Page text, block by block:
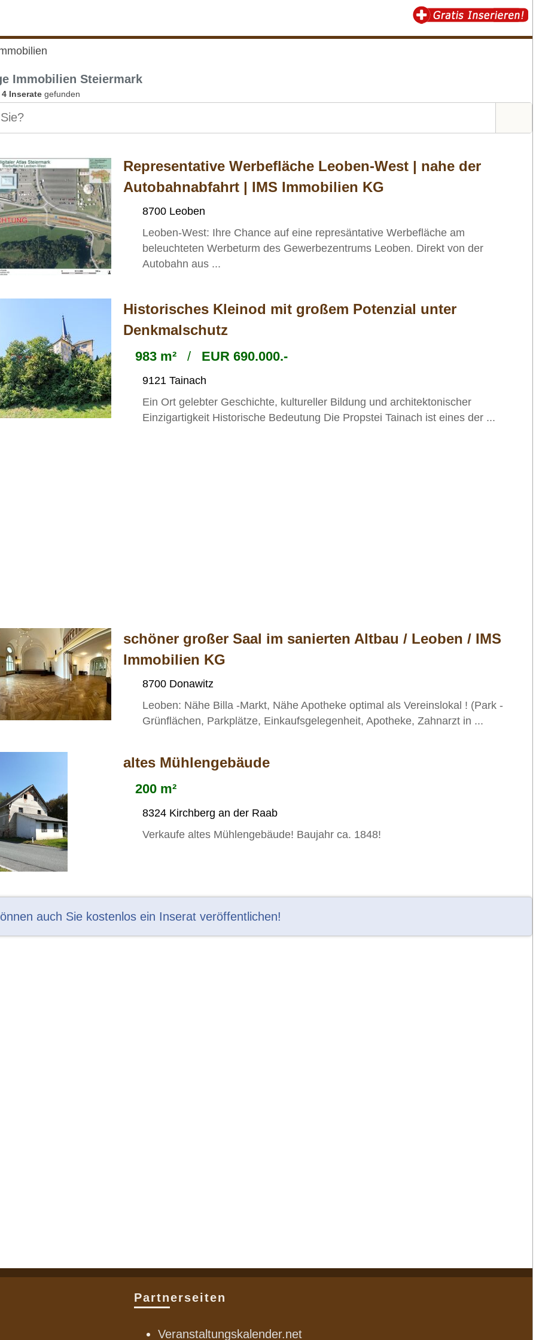
Immobilien Steiermark
4 Inserate gefunden
Representative Werbefläche Leoben-West | nahe der
Autobahnabfahrt | IMS Immobilien KG
8700 Leoben
Leoben-West: Ihre Chance auf eine represäntative Werbefläche am
beleuchteten Werbeturm des Gewerbezentrums Leoben. Direkt von der
Autobahn aus ...
Historisches Kleinod mit großem Potenzial unter
Denkmalschutz
983 m² / EUR 690.000.-
9121 Tainach
Ein Ort gelebter Geschichte, kultureller Bildung und architektonischer
Einzigartigkeit Historische Bedeutung Die Propstei Tainach ist eines der ...
schöner großer Saal im sanierten Altbau / Leoben / IMS
Immobilien KG
8700 Donawitz
Leoben: Nähe Billa -Markt, Nähe Apotheke optimal als Vereinslokal ! (Park -
Grünflächen, Parkplätze, Einkaufsgelegenheit, Apotheke, Zahnarzt in ...
altes Mühlengebäude
200 m²
8324 Kirchberg an der Raab
Verkaufe altes Mühlengebäude! Baujahr ca. 1848!
auch Sie kostenlos ein Inserat veröffentlichen!
Partnerseiten
Veranstaltungskalender.net